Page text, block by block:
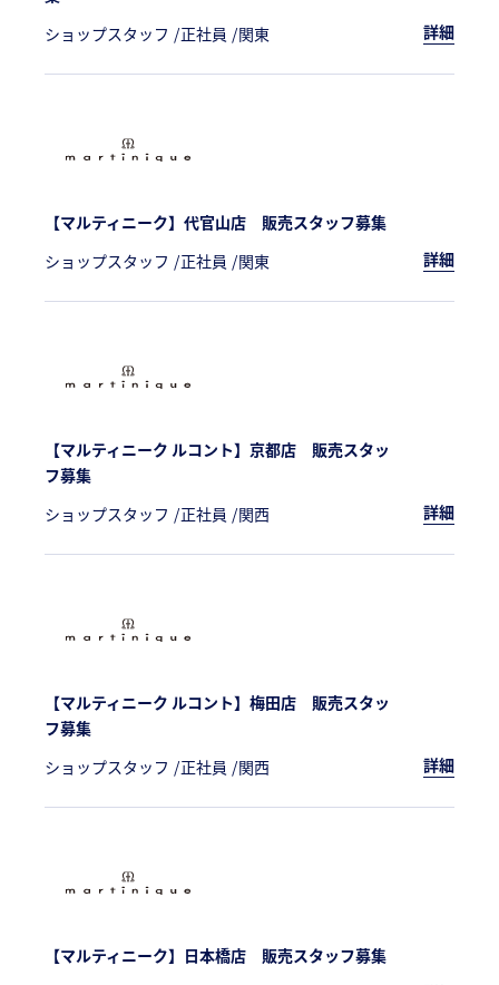
ショップスタッフ
正社員 関東 詳細
【マルティニーク】代官山店 販売スタッフ募集
ショップスタッフ
正社員 関東 詳細
【マルティニーク ルコント】京都店 販売スタッ
フ募集
ショップスタッフ
正社員 関西 詳細
【マルティニーク ルコント】梅田店 販売スタッ
フ募集
ショップスタッフ
正社員 関西 詳細
【マルティニーク】日本橋店 販売スタッフ募集